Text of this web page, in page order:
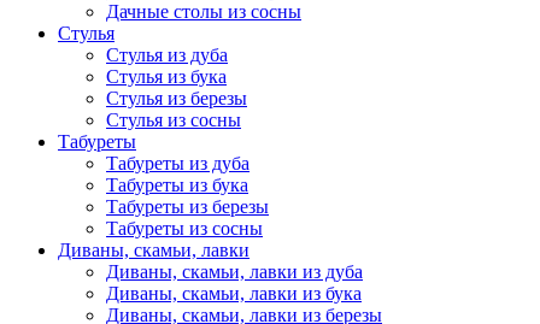
Дачные столы из сосны
Стулья
Стулья из дуба
Стулья из бука
Стулья из березы
Стулья из сосны
Табуреты
Табуреты из дуба
Табуреты из бука
Табуреты из березы
Табуреты из сосны
Диваны, скамьи, лавки
Диваны, скамьи, лавки из дуба
Диваны, скамьи, лавки из бука
Диваны, скамьи, лавки из березы